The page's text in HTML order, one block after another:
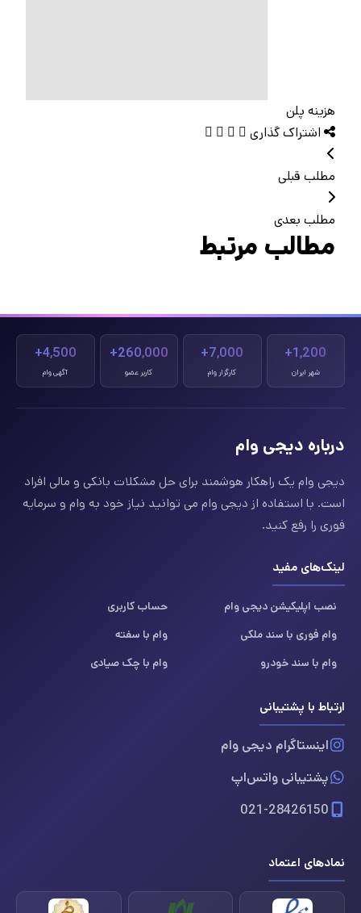
هزینه پلن
اشتراک گذاری
مطلب قبلی
مطلب بعدی
مطالب مرتبط
1,200+
شهر ایران
7,000+
کارگزار وام
260,000+
کاربر عضو
4,500+
آگهی وام
درباره دیجی وام
دیجی وام یک راهکار هوشمند برای حل مشکلات بانکی و مالی افراد
است. با استفاده از دیجی وام می توانید نیاز خود به وام و سرمایه
فوری را رفع کنید.
لینک‌های مفید
نصب اپلیکیشن دیجی وام
حساب کاربری
وام فوری با سند ملکی
وام با سفته
وام با سند خودرو
وام با چک صیادی
ارتباط با پشتیبانی
اینستاگرام دیجی وام
پشتیبانی واتس‌اپ
021-28426150
نمادهای اعتماد